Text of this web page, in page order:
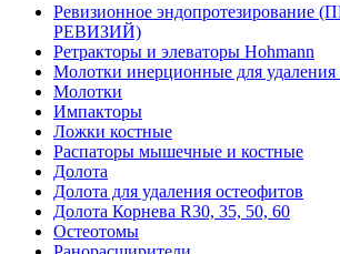
Ревизионное
РЕВИЗИЙ)
Ретракторы и элеваторы Hohmann
Молотки инерционные для удаления
Молотки
Импакторы
Ложки костные
Распаторы мышечные и костные
Долота
Долота для удаления остеофитов
Долота Корнева R30, 35, 50, 60
Остеотомы